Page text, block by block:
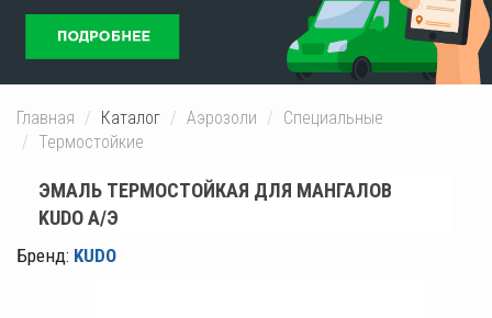
Главная Каталог Аэрозоли
Специальные
Термостойкие
ЭМАЛЬ ТЕРМОСТОЙКАЯ ДЛЯ МАНГАЛОВ
KUDO А/Э
Бренд: KUDO